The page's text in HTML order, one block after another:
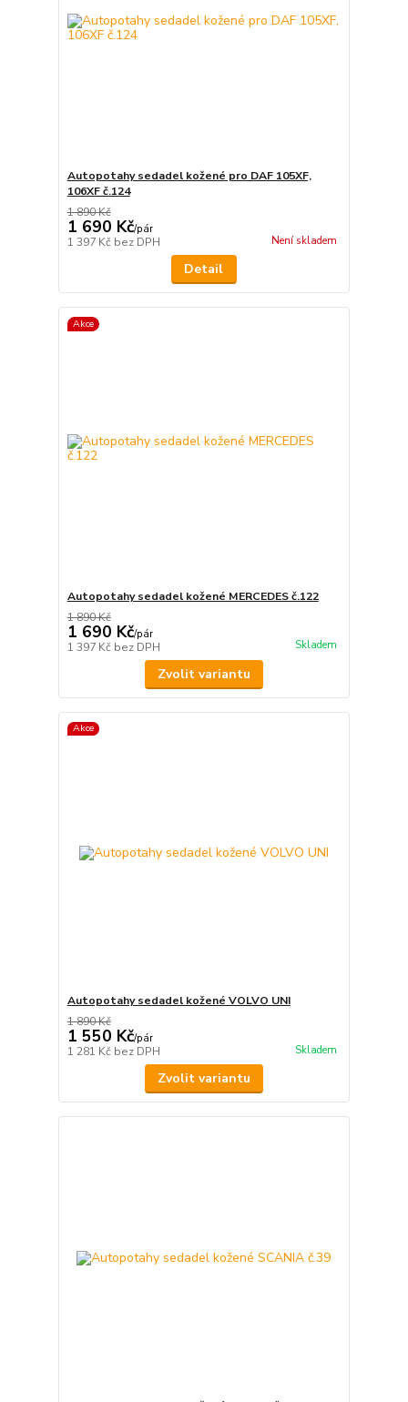
Autopotahy sedadel kožené pro DAF 105XF,
106XF č.124
1 890 Kč
1 690 Kč/pár
1 397 Kč bez DPH Není skladem
Detail
Akce
Autopotahy sedadel kožené MERCEDES č.122
1 890 Kč
1 690 Kč/pár
1 397 Kč bez DPH Skladem
Zvolit variantu
Akce
Autopotahy sedadel kožené VOLVO UNI
1 890 Kč
1 550 Kč/pár
1 281 Kč bez DPH Skladem
Zvolit variantu